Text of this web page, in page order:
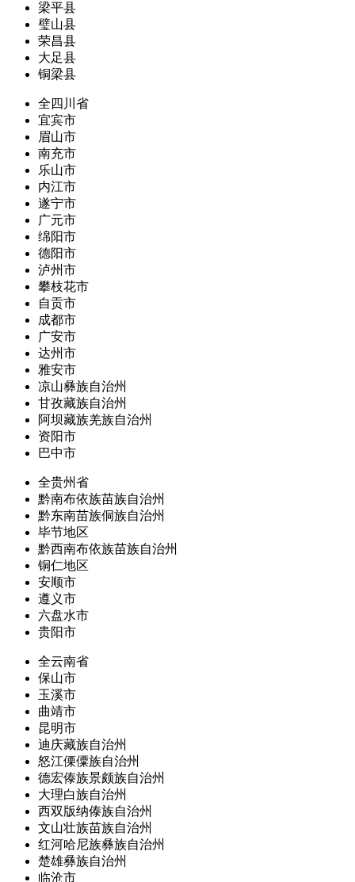
梁平县
璧山县
荣昌县
大足县
铜梁县
全四川省
宜宾市
眉山市
南充市
乐山市
内江市
遂宁市
广元市
绵阳市
德阳市
泸州市
攀枝花市
自贡市
成都市
广安市
达州市
雅安市
凉山彝族自治州
甘孜藏族自治州
阿坝藏族羌族自治州
资阳市
巴中市
全贵州省
黔南布依族苗族自治州
黔东南苗族侗族自治州
毕节地区
黔西南布依族苗族自治州
铜仁地区
安顺市
遵义市
六盘水市
贵阳市
全云南省
保山市
玉溪市
曲靖市
昆明市
迪庆藏族自治州
怒江傈僳族自治州
德宏傣族景颇族自治州
大理白族自治州
西双版纳傣族自治州
文山壮族苗族自治州
红河哈尼族彝族自治州
楚雄彝族自治州
临沧市